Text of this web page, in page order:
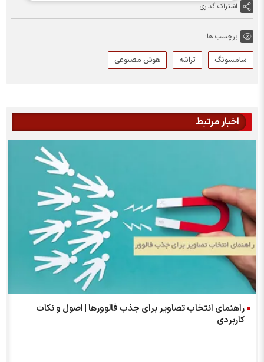
اشتراک گذاری
برچسب ها:
سامسونگ تراشه هوش مصنوعی
اخبار مرتبط
راهنمای انتخاب تصاویر برای جذب فالوورها | اصول و نکات
کاربردی